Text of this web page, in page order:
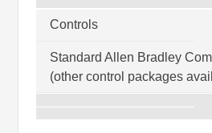
Controls
Standard Allen Bradley
(other control packages